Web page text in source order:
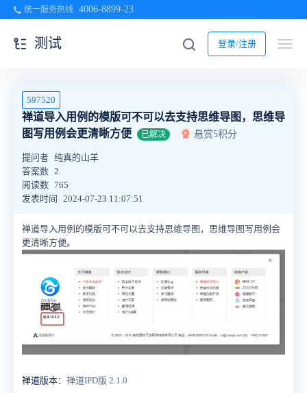
统一服务热线 4006-8899-23
登录/注册
测试
597520
禅道导入用例的模版可不可以去支持思维导图，思维导
图写用例会更清晰方便
已解决 悬赏5积分
提问者 纯真的山羊
答案数 2
阅读数 765
发表时间
2024-07-23 11:07:51
禅道导入用例的模版可不可以去支持思维导图，思维导图写用例会
更清晰方便。
禅道版本： 禅道IPD版 2.1.0